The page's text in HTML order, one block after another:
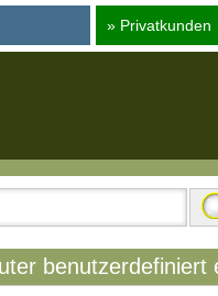
» Privatkunden
benutzerdefiniert